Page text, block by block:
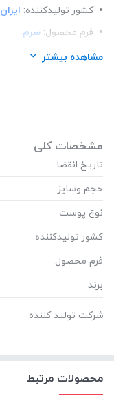
کشور تولید‎کننده:
ایران
فرم محصول: سرم
برند:اوردینری (Ordinary)
مشاهده بیشتر
مشخصات کلی
تاریخ انقضا
حجم وسایز
نوع پوست
کشور تولید‎کننده
فرم محصول
برند
شرکت تولید کننده
محصولات مرتبط